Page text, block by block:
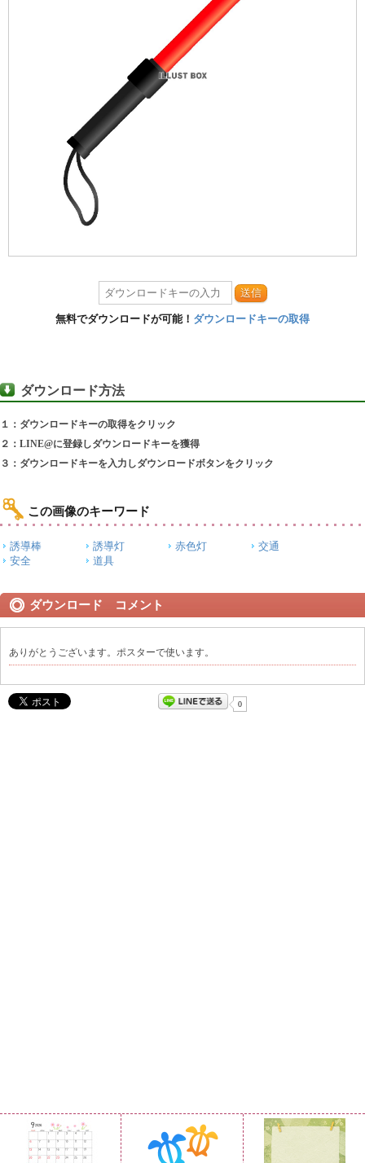
送信
無料でダウンロードが可能！ ダウンロードキーの取得
ダウンロード方法
１：ダウンロードキーの取得をクリック
２：LINE@に登録しダウンロードキーを獲得
３：ダウンロードキーを入力しダウンロードボタンをクリック
この画像のキーワード
誘導棒 誘導灯 赤色灯
交通
安全
道具
ダウンロード コメント
ありがとうございます。ポスターで使います。
0